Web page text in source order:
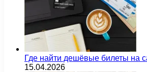
Где найти дешёвые билеты на
15.04.2026